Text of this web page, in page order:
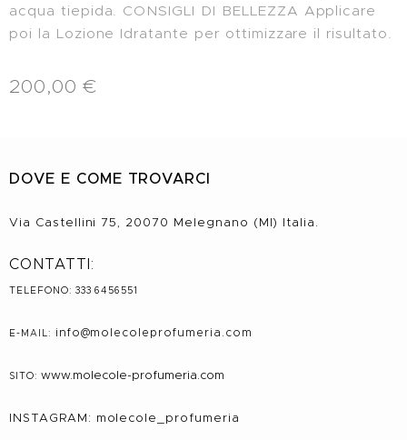
acqua tiepida. CONSIGLI DI BELLEZZA Applicare
poi la Lozione Idratante per ottimizzare il risultato.
200,00 €
DOVE E COME TROVARCI
Via Castellini 75, 20070 Melegnano (MI) Italia.
CONTATTI:
TELEFONO: 333 6456551
E-MAIL: info@molecole profumeria.com
SITO: www.molecole-profumeria.com
INSTAGRAM: molecole_profumeria